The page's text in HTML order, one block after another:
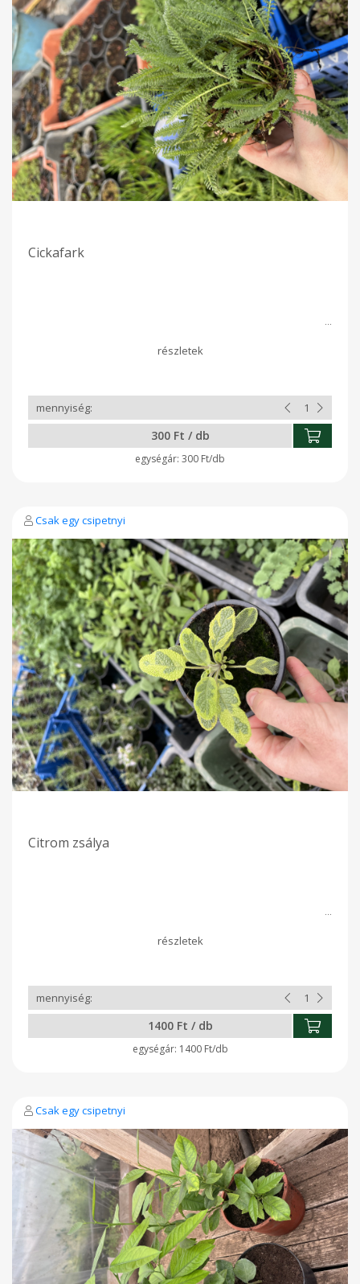
Cickafark
300 Ft / db
300 Ft/db
Csak egy csipetnyi
Citrom zsálya
1400 Ft / db
1400 Ft/db
Csak egy csipetnyi